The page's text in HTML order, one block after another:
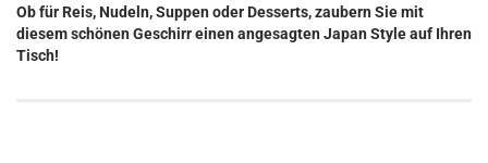
Ob für Reis, Nudeln, Suppen oder Desserts, zaubern Sie mit
diesem schönen Geschirr einen angesagten Japan Style auf Ihren
Tisch!